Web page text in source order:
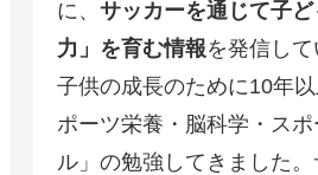
に、 サッカーを通じて子
力」を育む情報を発信して
子供の成長のために10年
ポーツ栄養・脳科学・スポ
ル」の勉強してきました